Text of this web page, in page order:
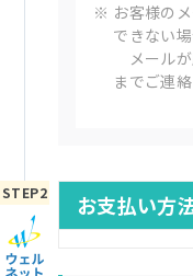
※ お客様の
できない場
メールが
までご連
お支払い方